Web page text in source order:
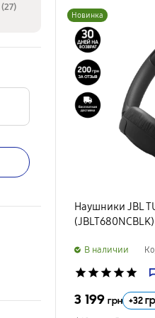
(27)
Новинка
Наушники JBL
(JBLT680NCBLK)
B наличии
star star star star star
3 199 грн +32